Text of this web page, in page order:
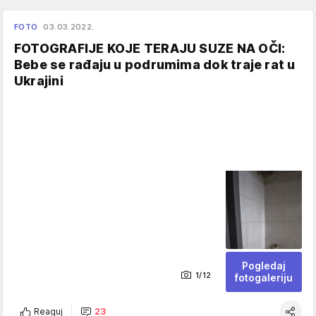
FOTO 03.03.2022.
FOTOGRAFIJE KOJE TERAJU SUZE NA OČI:
Bebe se rađaju u podrumima dok traje rat u
Ukrajini
1/12
Pogledaj
fotogaleriju
Reaguj 23